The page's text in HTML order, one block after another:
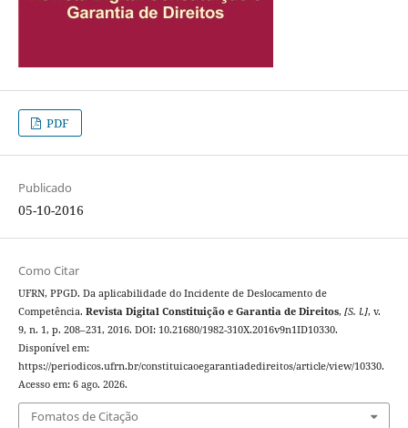
PDF
Publicado
05-10-2016
Como Citar
UFRN, PPGD. Da aplicabilidade do Incidente de Deslocamento de
Competência. Revista Digital Constituição e Garantia de Direitos, [S. l.], v.
9, n. 1, p. 208–231, 2016. DOI: 10.21680/1982-310X.2016v9n1ID10330.
Disponível em:
https://periodicos.ufrn.br/constituicaoegarantiadedireitos/article/view/10330.
Acesso em: 6 ago. 2026.
Fomatos de Citação